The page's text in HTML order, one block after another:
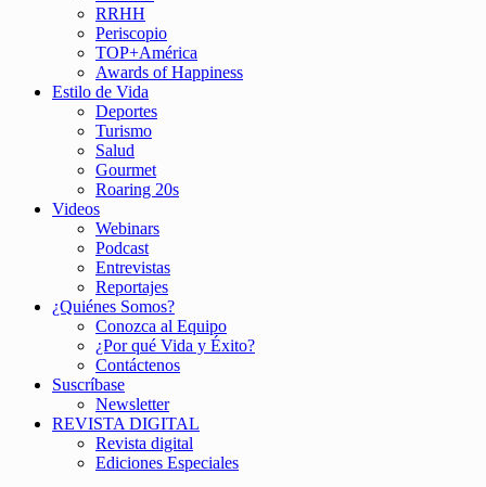
RRHH
Periscopio
TOP+América
Awards of Happiness
Estilo de Vida
Deportes
Turismo
Salud
Gourmet
Roaring 20s
Videos
Webinars
Podcast
Entrevistas
Reportajes
¿Quiénes Somos?
Conozca al Equipo
¿Por qué Vida y Éxito?
Contáctenos
Suscríbase
Newsletter
REVISTA DIGITAL
Revista digital
Ediciones Especiales